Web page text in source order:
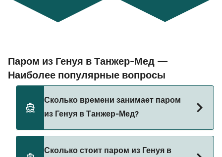
Паром из Генуя в Танжер-Мед —
Наиболее популярные вопросы
Сколько времени занимает паром
из Генуя в Танжер-Мед?
Сколько стоит паром из Генуя в